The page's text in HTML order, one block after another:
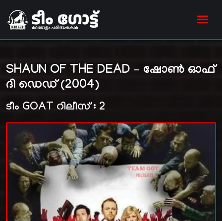
SHAUN OF THE DEAD – ഷോൺ ഓഫ്
ദി ഡെഡ് (2004)
ടീം GOAT റിലീസ് : 2